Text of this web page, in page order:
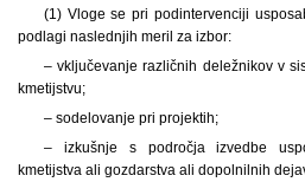
(1) Vloge se pri podintervenciji
podlagi naslednjih meril za izbor:
– vključevanje različnih deležnikov v
kmetijstvu;
– sodelovanje pri projektih;
– izkušnje s področja izvedbe
kmetijstva ali gozdarstva ali dopolnilnih